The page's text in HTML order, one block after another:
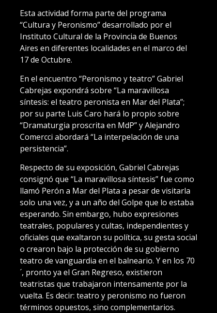
Esta actividad forma parte del programa
“Cultura y Peronismo” desarrollado por el
Instituto Cultural de la Provincia de Buenos
Aires en diferentes localidades en el marco del
17 de Octubre.
En el encuentro “Peronismo y teatro” Gabriel
Cabrejas expondrá sobre “La maravillosa
síntesis: el teatro peronista en Mar del Plata”;
por su parte Luis Caro hará lo propio sobre
“Dramaturgia proscrita en MdP” y Alejandro
Comercci abordará “La interpelación de una
persistencia”.
Respecto de su exposición, Gabriel Cabrejas
consignó que “La maravillosa síntesis” fue como
llamó Perón a Mar del Plata a pesar de visitarla
solo una vez, y a un año del Golpe que lo estaba
esperando. Sin embargo, hubo expresiones
teatrales, populares y cultas, independientes y
oficiales que exaltaron su política, su gesta social
o crearon bajo la protección de su gobierno
teatro de vanguardia en el balneario. Y en los 70
´, pronto ya el Gran Regreso, existieron
teatristas que trabajaron intensamente por la
vuelta. Es decir: teatro y peronismo no fueron
términos opuestos, sino complementarios.